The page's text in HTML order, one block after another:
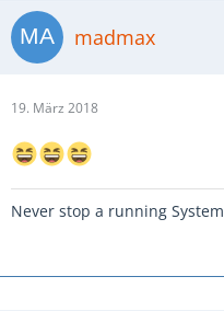
madmax
19. März 2018
Never stop a running System